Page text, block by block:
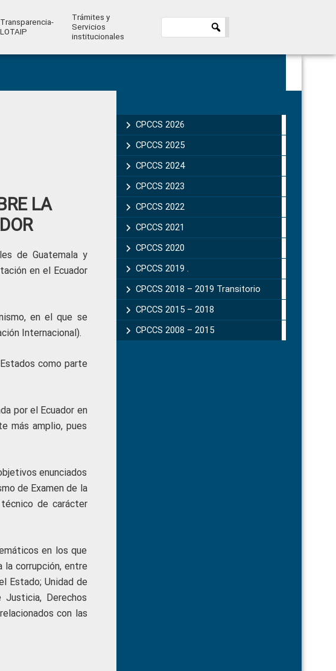
Transparencia-
LOTAIP
Trámites y
Servicios
institucionales
LA
de Guatemala y
en el Ecuador
en el que se
Internacional).
como parte
por el Ecuador en
más amplio, pues
enunciados
de Examen de la
de carácter
en los que
corrupción, entre
Estado; Unidad de
Derechos
con las
Sidebar
CPCCS 2026
CPCCS 2025
CPCCS 2024
CPCCS 2023
CPCCS 2022
CPCCS 2021
CPCCS 2020
CPCCS 2019 .
CPCCS 2018 – 2019 Transitorio
CPCCS 2015 – 2018
CPCCS 2008 – 2015